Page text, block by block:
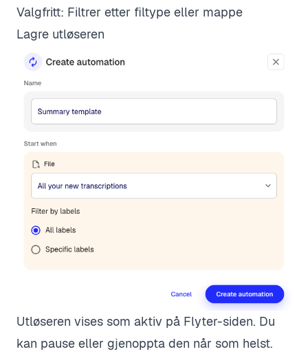
Valgfritt: Filtrer etter filtype eller mappe
Lagre utløseren
Utløseren vises som aktiv på Flyter-siden. Du
kan pause eller gjenoppta den når som helst.